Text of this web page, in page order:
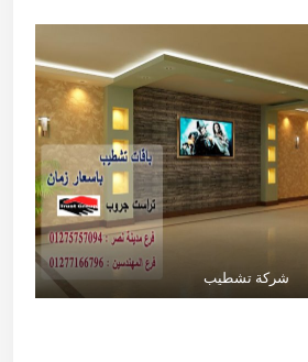
شركة تشطيب